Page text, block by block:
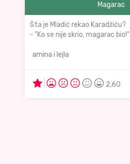
Magarac
Šta je Mladić rekao Karadžiću?
- "Ko se nije skrio, magarac bio!"
amina i lejla
2,60